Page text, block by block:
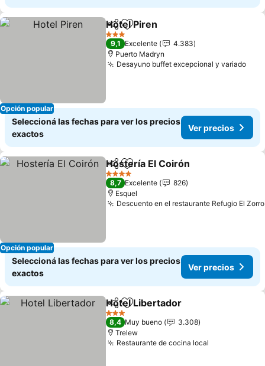
Opción popular
CompartirAñadir a favoritos
Hotel Piren
3 Estrellas
9,1 Excelente
4.383
Puerto Madryn
Desayuno buffet excepcional y variado
Seleccioná las fechas para ver los precios
exactos
Ver precios
Opción popular
CompartirAñadir a favoritos
Hostería El Coirón
4 Estrellas
8,7 Excelente
826
Esquel
Descuento en el restaurante Refugio El Zorro
Seleccioná las fechas para ver los precios
exactos
Ver precios
CompartirAñadir a favoritos
Hotel Libertador
3 Estrellas
8,4 Muy bueno
3.308
Trelew
Restaurante de cocina local